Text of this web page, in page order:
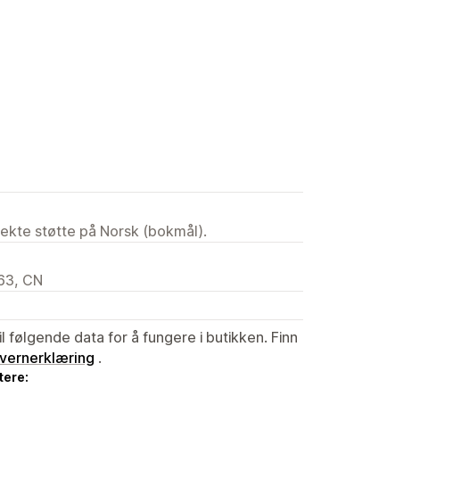
støtte på Norsk (bokmål).
CN
følgende data for å fungere i butikken. Finn
.